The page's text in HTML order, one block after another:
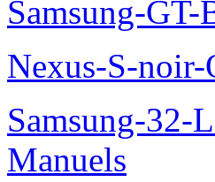
Samsung-
Nexus-S-
Samsung-
Manuels